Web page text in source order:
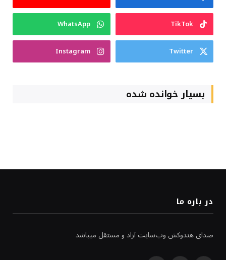
TikTok
WhatsApp
Twitter
Instagram
بسیار خوانده شده
در باره ما
صدای هندوکش وب‌سایت آزاد و مستقل میباشد